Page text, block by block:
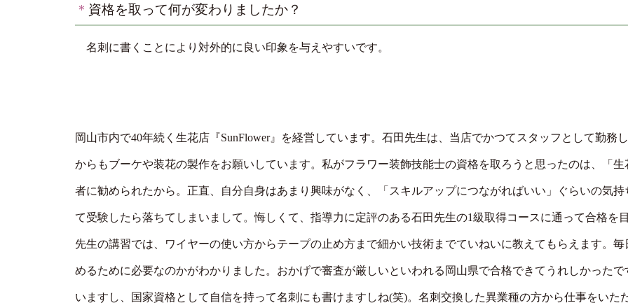
＊ 資格を取って何が変わりましたか？
名刺に書くことにより対外的に良い印象を与えやすいです。
岡山市内で40年続く生花店『SunFlower』を経営しています。石田先生は、当店でかつてスタッフとして勤務
からもブーケや装花の製作をお願いしています。私がフラワー装飾技能士の資格を取ろうと思ったのは、「
者に勧められたから。正直、自分自身はあまり興味がなく、「スキルアップにつながればいい」ぐらいの気
て受験したら落ちてしまいまして。悔しくて、指導力に定評のある石田先生の1級取得コースに通って合格を
先生の講習では、ワイヤーの使い方からテープの止め方まで細かい技術までていねいに教えてもらえます。
めるために必要なのかがわかりました。おかげで審査が厳しいといわれる岡山県で合格できてうれしかった
いますし、国家資格として自信を持って名刺にも書けますしね(笑)。名刺交換した異業種の方から仕事をいた